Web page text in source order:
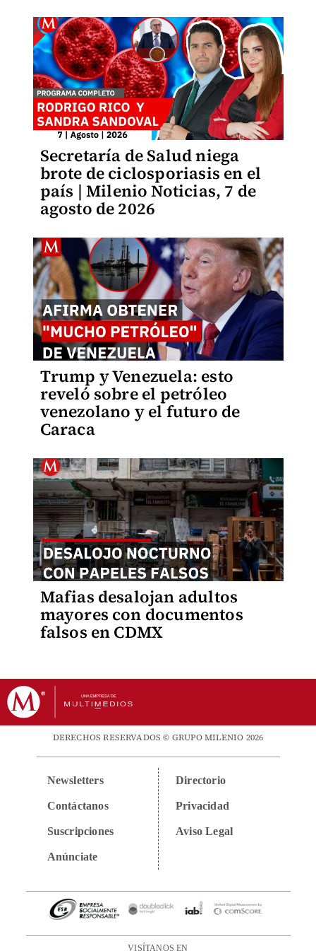
Secretaría de Salud niega
brote de ciclosporiasis en el
país | Milenio Noticias, 7 de
agosto de 2026
Trump y Venezuela: esto
reveló sobre el petróleo
venezolano y el futuro de
Caraca
Mafias desalojan adultos
mayores con documentos
falsos en CDMX
DERECHOS RESERVADOS © GRUPO MILENIO 2026
Newsletters
Contáctanos
Suscripciones
Anúnciate
Directorio
Privacidad
Aviso Legal
VISÍTANOS EN